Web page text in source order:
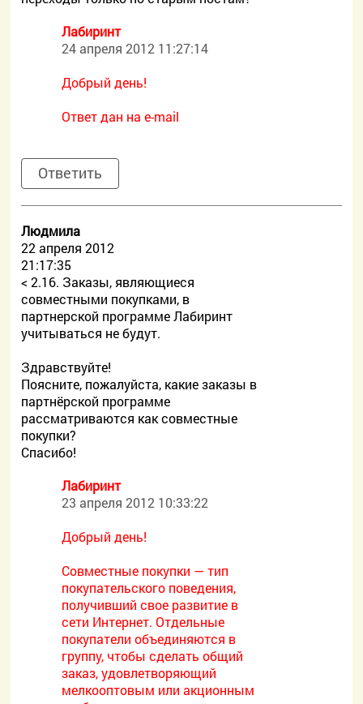
Лабиринт
24 апреля 2012 11:27:14
Добрый день!
Ответ дан на e-mail
Ответить
Людмила
22 апреля 2012
21:17:35
< 2.16. Заказы, являющиеся
совместными покупками, в
партнерской программе Лабиринт
учитываться не будут.
Здравствуйте!
Поясните, пожалуйста, какие заказы в
партнёрской программе
рассматриваются как совместные
покупки?
Спасибо!
Лабиринт
23 апреля 2012 10:33:22
Добрый день!
Совместные покупки — тип
покупательского поведения,
получивший свое развитие в
сети Интернет. Отдельные
покупатели объединяются в
группу, чтобы сделать общий
заказ, удовлетворяющий
мелкооптовым или акционным